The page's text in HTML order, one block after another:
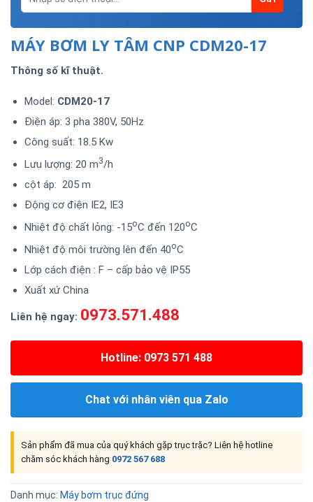
MÁY BƠM LY TÂM CNP CDM20-17
Thông số kĩ thuật.
Model: CDM20-17
Điện áp: 3 pha 380V, 50Hz
Công suất: 18.5 Kw
Lưu lượng: 20 m3/h
cột áp: 205 m
Động cơ điện IE2, IE3
Nhiệt độ chất lỏng: -15oC đến 120oC
Nhiệt độ môi trường lên đến 40oC
Lớp cách điện : F – cấp bảo vệ IP55
Xuất xứ China
Liên hệ ngay: 0973.571.488
Hotline: 0973 571 488
Chat với nhân viên qua Zalo
Sản phẩm đã mua của quý khách gặp trục trặc? Liên hệ hotline
chăm sóc khách hàng 0972 567 688
Danh mục: Máy bơm trục đứng